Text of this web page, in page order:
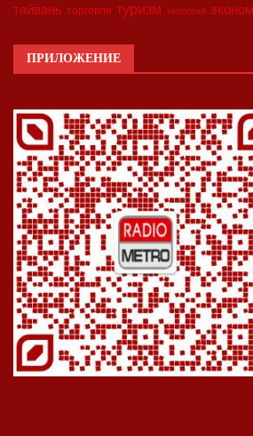
тайвань торговля туризм экология
ПРИЛОЖЕНИЕ